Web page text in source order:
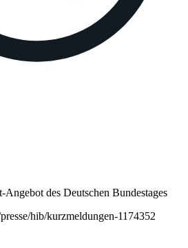
Angebot des Deutschen Bundestages
hib/kurzmeldungen-1174352